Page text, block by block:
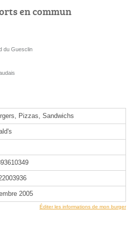
en commun
du Guesclin
Pizzas, Sandwichs
2005
Éditer les informations de mon burger